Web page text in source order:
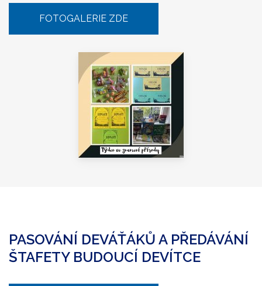
FOTOGALERIE ZDE
PASOVÁNÍ DEVÁŤÁKŮ A PŘEDÁVÁNÍ
ŠTAFETY BUDOUCÍ DEVÍTCE